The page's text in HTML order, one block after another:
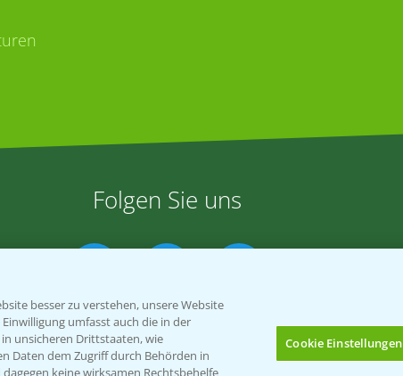
Folgen Sie uns
besser zu verstehen, unsere Website
umfasst auch die in der
unsicheren Drittstaaten, wie
Daten dem Zugriff durch Behörden in
keine wirksamen Rechtsbehelfe
Cookie Einstellungen